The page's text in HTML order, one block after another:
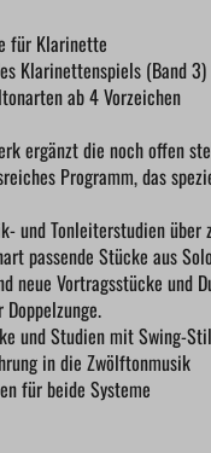
für Klarinette
Klarinettenspiels (Band 3)
ab 4 Vorzeichen
ergänzt die noch offen
Programm, das
und Tonleiterstudien über
passende Stücke aus
neue Vortragsstücke und
und Studien mit Swing-
in die Zwölftonmusik
für beide Systeme